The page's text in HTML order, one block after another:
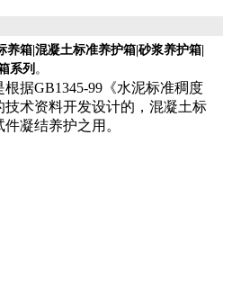
箱|混凝土标准养护箱|砂浆养护箱|
系列 。
根据GB1345-99《水泥标准稠度
术资料开发设计的，混凝土标
凝结养护之用。